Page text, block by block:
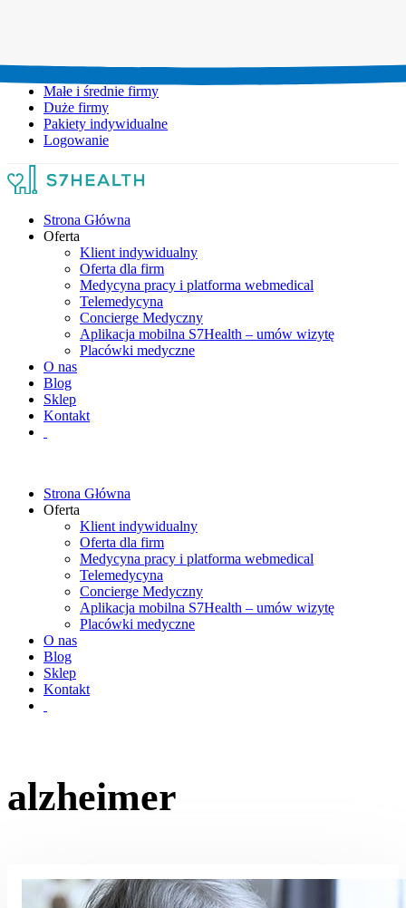
Małe i średnie firmy
Duże firmy
Pakiety indywidualne
Logowanie
Strona Główna
Oferta
Klient indywidualny
Oferta dla firm
Medycyna pracy i platforma webmedical
Telemedycyna
Concierge Medyczny
Aplikacja mobilna S7Health – umów wizytę
Placówki medyczne
O nas
Blog
Sklep
Kontakt
Strona Główna
Oferta
Klient indywidualny
Oferta dla firm
Medycyna pracy i platforma webmedical
Telemedycyna
Concierge Medyczny
Aplikacja mobilna S7Health – umów wizytę
Placówki medyczne
O nas
Blog
Sklep
Kontakt
alzheimer